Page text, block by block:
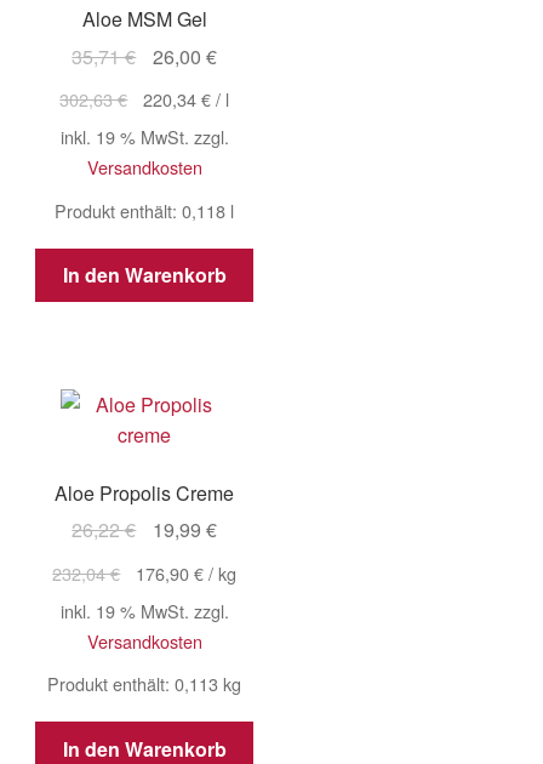
Aloe MSM Gel
35,71€ Ursprünglicher
war:
35,71 €
26,00€Aktueller
ist:
26,00 €.
302,63€ 220,34€/ l
inkl. 19 % MwSt. zzgl.
Versandkosten
Produkt enthält: 0,118 l
In den Warenkorb
Aloe Propolis Creme
26,22€
Ursprünglicher
war:
26,22 €
19,99€Aktueller
ist:
19,99 €.
232,04€ 176,90€/kg
inkl. 19 % MwSt. zzgl.
Versandkosten
Produkt enthält: 0,113kg
In den Warenkorb